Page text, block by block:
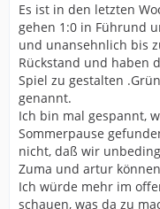
Es ist in den letzten
gehen 1:0 in Führund
und unansehnlich bis
Rückstand und haben
Spiel zu gestalten
genannt.
Ich bin mal gespannt,
Sommerpause
nicht, daß wir
Zuma und artur
Ich würde mehr im
schauen, was da zu